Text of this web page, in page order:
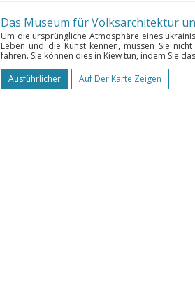
Um die ursprüngliche Atmosphäre eines
Leben und die Kunst kennen, müssen Sie
fahren. Sie können dies in Kiew tun, indem Sie
Ausführlicher
Auf Der Karte Zeigen